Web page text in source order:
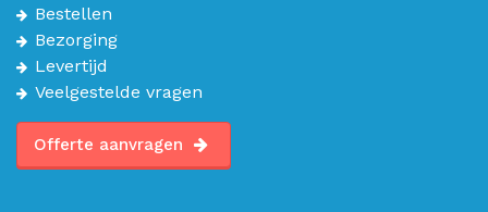
Bestellen
Bezorging
Levertijd
Veelgestelde vragen
Offerte aanvragen